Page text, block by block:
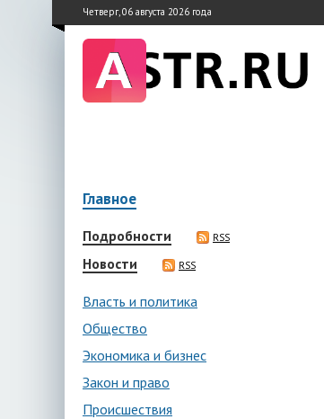
Четверг, 06 августа 2026 года
Главное
Подробности RSS
Новости RSS
Власть и политика
Общество
Экономика и бизнес
Закон и право
Происшествия